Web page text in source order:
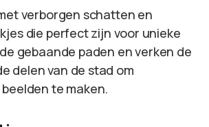
verborgen schatten en
die perfect zijn voor unieke
gebaande paden en verken de
delen van de stad om
te maken.